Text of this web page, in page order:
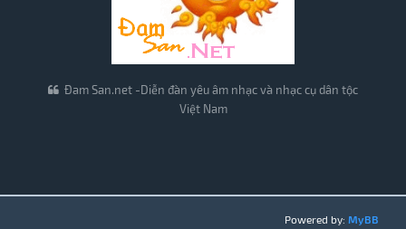
Đam San.net -Diễn đàn yêu âm nhạc và nhạc cụ dân tộc
Việt Nam
Powered by: MyBB